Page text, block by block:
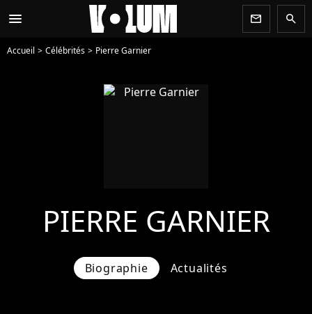
menu newsletter search
Accueil Célébrités Pierre Garnier
PIERRE GARNIER
Biographie Actualités